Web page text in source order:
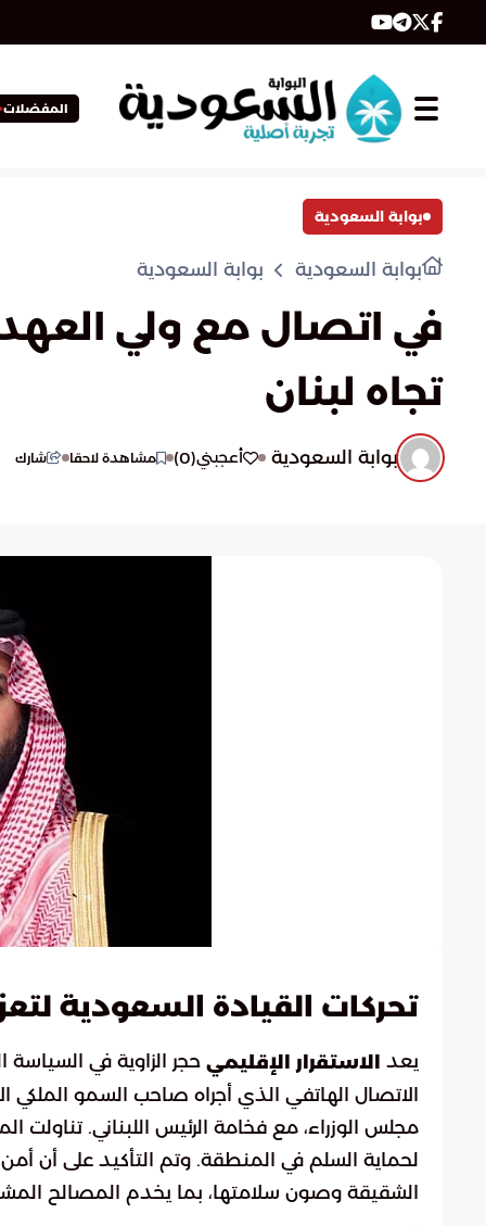
المفضلات
بوابة السعودية
بوابة السعودية بوابة السعودية
في اتصال مع ولي
تجاه لبنان
بوابة السعودية أعجبني(
0
) مشاهدة لاحقا شارك
تحركات القيادة السعودية
يعد الاستقرار الإقليمي حجر الزاوية في
الاتصال الهاتفي الذي أجراه صاحب السمو
مجلس الوزراء، مع فخامة الرئيس اللبناني. تناولت
لحماية السلم في المنطقة. وتم التأكيد على أن
الشقيقة وصون سلامتها، بما يخدم المصالح